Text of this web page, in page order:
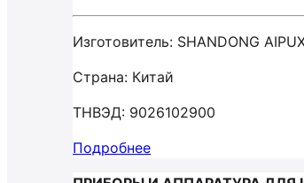
Изготовитель: SHANDONG
Страна: Китай
ТНВЭД: 9026102900
Подробнее